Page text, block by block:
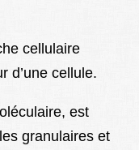
cellulaire
d’une cellule.
est
granulaires et